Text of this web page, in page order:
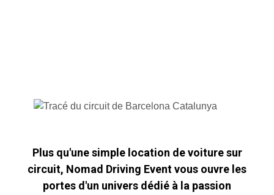
Plus qu'une simple location de voiture sur
circuit, Nomad Driving Event vous ouvre les
portes d'un univers dédié à la passion